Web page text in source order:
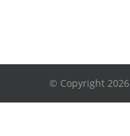
© Copyright 2026